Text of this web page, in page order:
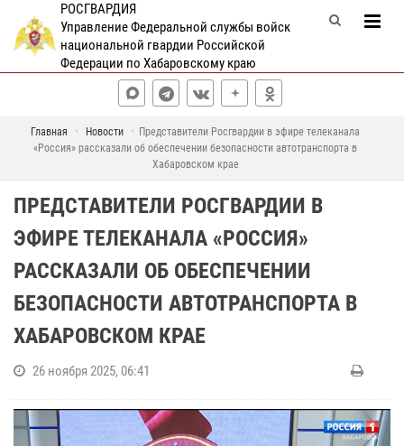
РОСГВАРДИЯ
Управление Федеральной службы войск
национальной гвардии Российской
Федерации по Хабаровскому краю
Главная Новости
Представители Росгвардии в эфире телеканала
«Россия» рассказали об обеспечении безопасности автотранспорта в
Хабаровском крае
ПРЕДСТАВИТЕЛИ РОСГВАРДИИ В
ЭФИРЕ ТЕЛЕКАНАЛА «РОССИЯ»
РАССКАЗАЛИ ОБ ОБЕСПЕЧЕНИИ
БЕЗОПАСНОСТИ АВТОТРАНСПОРТА В
ХАБАРОВСКОМ КРАЕ
26 ноября 2025, 06:41